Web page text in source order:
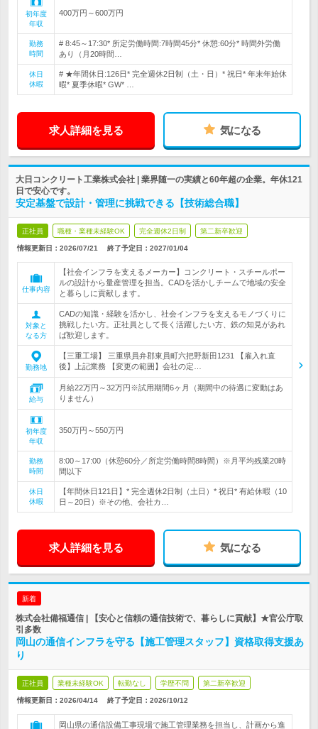
初年度
年収
400万円～600万円
勤務
時間
# 8:45～17:30* 所定労働時間:7時間45分* 休憩:60分* 時間外労働
あり（月20時間…
休日
休暇
# ★年間休日:126日* 完全週休2日制（土・日）* 祝日* 年末年始休
暇* 夏季休暇* GW* …
求人詳細を見る 気になる
大日コンクリート工業株式会社 | 業界随一の実績と60年超の企業。年休121
日で安心です。
安定基盤で設計・管理に挑戦できる【技術総合職】
正社員 職種・業種未経験OK 完全週休2日制 第二新卒歓迎
情報更新日：2026/07/21 終了予定日： 2027/01/04
仕事内容
【社会インフラを支えるメーカー】コンクリート・スチールポー
ルの設計から量産管理を担当。CADを活かしチームで地域の安全
と暮らしに貢献します。
対象と
なる方
CADの知識・経験を活かし、社会インフラを支えるモノづくりに
挑戦したい方。正社員として長く活躍したい方、鉄の知見があれ
ば歓迎します。
勤務地
【三重工場】 三重県員弁郡東員町六把野新田1231 【雇入れ直
後】上記業務 【変更の範囲】会社の定…
給与
月給22万円～32万円※試用期間6ヶ月（期間中の待遇に変動はあ
りません）
初年度
年収
350万円～550万円
勤務
時間
8:00～17:00（休憩60分／所定労働時間8時間）※月平均残業20時
間以下
休日
休暇
【年間休日121日】* 完全週休2日制（土日）* 祝日* 有給休暇（10
日～20日）※その他、会社カ…
求人詳細を見る 気になる
新着
株式会社備福通信 | 【安心と信頼の通信技術で、暮らしに貢献】★官公庁取
引多数
岡山の通信インフラを守る【施工管理スタッフ】資格取得支援あ
り
正社員 業種未経験OK 転勤なし 学歴不問 第二新卒歓迎
情報更新日：2026/04/14 終了予定日： 2026/10/12
岡山県の通信設備工事現場で施工管理業務を担当し、計画から進